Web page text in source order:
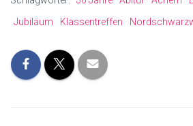
Jubiläum
Klassentreffen